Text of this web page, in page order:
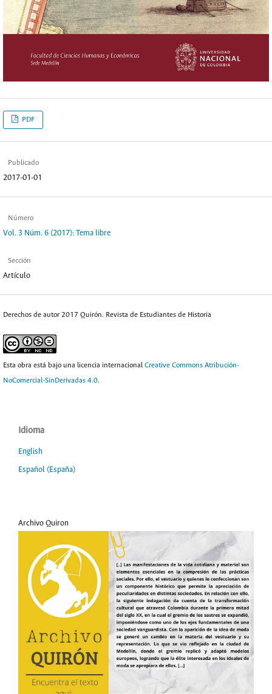
PDF
Publicado
2017-01-01
Número
Vol. 3 Núm. 6 (2017): Tema libre
Sección
Artículo
Derechos de autor 2017 Quirón. Revista de Estudiantes de Historia
Esta obra está bajo una licencia internacional Creative Commons Atribución-
NoComercial-SinDerivadas 4.0.
Idioma
English
Español (España)
Archivo Quiron